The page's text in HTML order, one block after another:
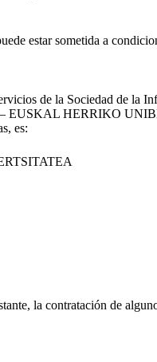
estar sometida a
de la Sociedad de la
HERRIKO
es:
la contratación de